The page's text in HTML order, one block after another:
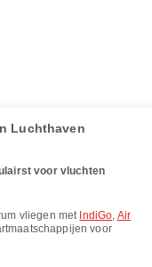
Luchthaven
voor vluchten
vliegen met IndiGo, Air
voor